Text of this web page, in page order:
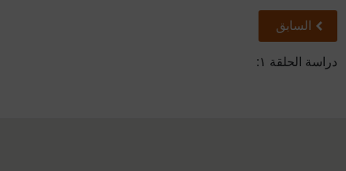
سابقالسابق
دراسة الحلقة ١ :